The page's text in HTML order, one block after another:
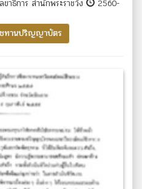
ขาธิการ สำนักพระราชวัง
2560-
ทานปริญญาบัตร